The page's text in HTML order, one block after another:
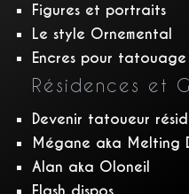
Figures et portraits
Le style Ornemental
Encres pour tatouage
Résidences et
Devenir tatoueur
Mégane aka Melting
Alan aka Oloneil